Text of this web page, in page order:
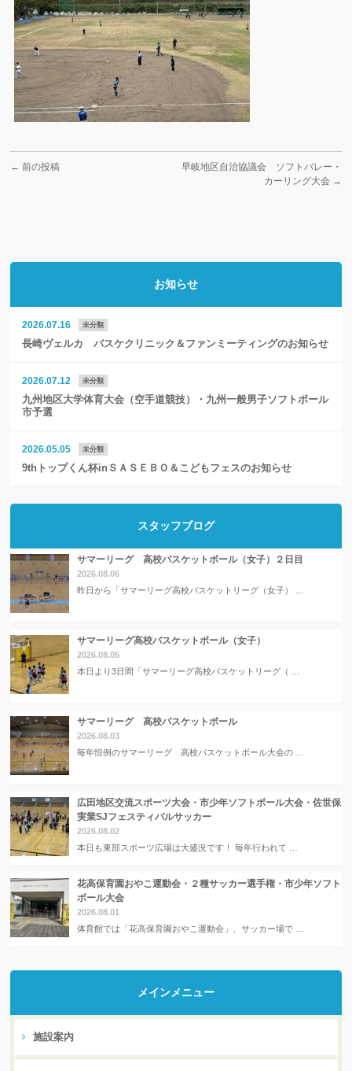
← 前の投稿
早岐地区自治協議会 ソフトバレー・
カーリング大会 →
お知らせ
2026.07.16 未分類
長崎ヴェルカ バスケクリニック＆ファンミーティングのお知らせ
2026.07.12 未分類
九州地区大学体育大会（空手道競技）・九州一般男子ソフトボール
市予選
2026.05.05 未分類
9thトップくん杯inＳＡＳＥＢＯ＆こどもフェスのお知らせ
スタッフブログ
サマーリーグ 高校バスケットボール（女子）２日目
2026.08.06
昨日から「サマーリーグ高校バスケットリーグ（女子） …
サマーリーグ高校バスケットボール（女子）
2026.08.05
本日より3日間「サマーリーグ高校バスケットリーグ（ …
サマーリーグ 高校バスケットボール
2026.08.03
毎年恒例のサマーリーグ 高校バスケットボール大会の …
広田地区交流スポーツ大会・市少年ソフトボール大会・佐世保
実業SJフェスティバルサッカー
2026.08.02
本日も東部スポーツ広場は大盛況です！ 毎年行われて …
花高保育園おやこ運動会・２種サッカー選手権・市少年ソフト
ボール大会
2026.08.01
体育館では「花高保育園おやこ運動会」、サッカー場で …
メインメニュー
施設案内